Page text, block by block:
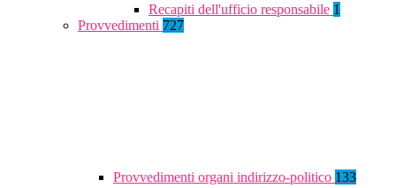
Recapiti dell'ufficio responsabile 1
Provvedimenti 727
Provvedimenti organi indirizzo-politico 133